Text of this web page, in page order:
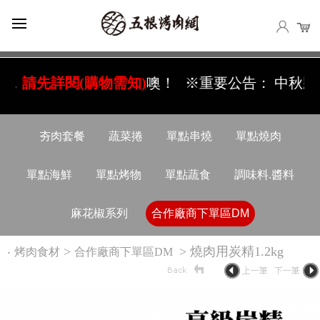
請先詳閱(購物需知)噢！ ※重要公告： 中秋將至
夯肉套餐 蔬菜捲 單點串燒 單點燒肉
單點海鮮 單點烤物 單點蔬食 調味料.醬料
麻花椒系列 合作廠商下單區DM
‧ 烤肉食材 > 合作廠商下單區DM > 燒肉用炭精1.2kg